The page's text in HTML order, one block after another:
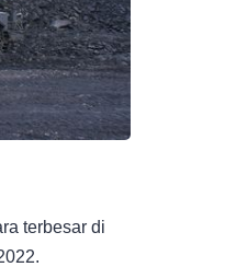
terbesar di